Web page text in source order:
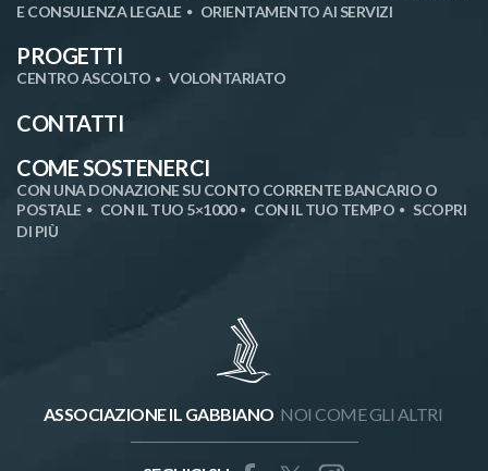
E CONSULENZA LEGALE
ORIENTAMENTO AI SERVIZI
PROGETTI
CENTRO ASCOLTO VOLONTARIATO
CONTATTI
COME SOSTENERCI
CON UNA DONAZIONE SU CONTO CORRENTE BANCARIO O
POSTALE
CON IL TUO 5×1000 CON IL TUO TEMPO
SCOPRI
DI PIÙ
ASSOCIAZIONE IL GABBIANO NOI COME GLI ALTRI